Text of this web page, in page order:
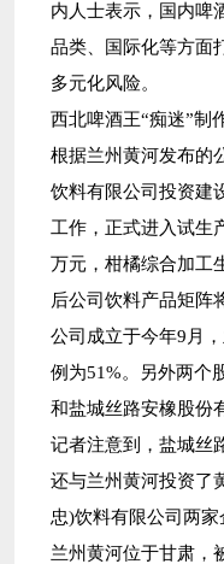
内人士表示，国内啤
品类、国际化等方面
多元化风险。
西北啤酒王“痴迷”制
根据兰州黄河发布的
饮料有限公司投资建
工作，正式进入试生
万元，柑橘综合加工
后公司饮料产品矩阵
公司成立于今年9月
例为51%。另外两个
和盐城丝路安橡股份
记者注意到，盐城丝
还与兰州黄河投资了
忠)饮料有限公司两家
兰州黄河位于甘肃，